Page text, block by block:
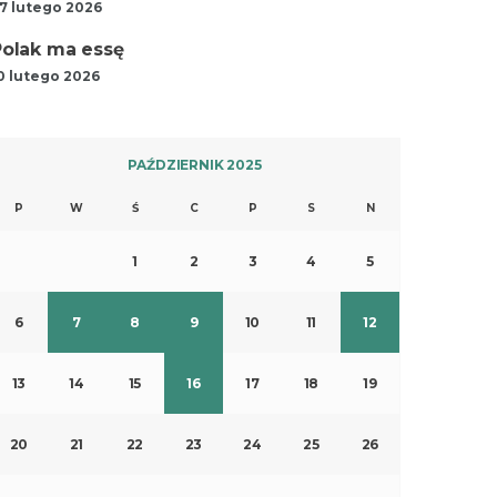
lutego 2026
ma essę
lutego 2026
PAŹDZIERNIK 2025
P W Ś C P S N
1 2 3 4 5
6 7 8 9 10 11 12
13 14 15 16 17 18 19
20 21 22 23 24 25 26